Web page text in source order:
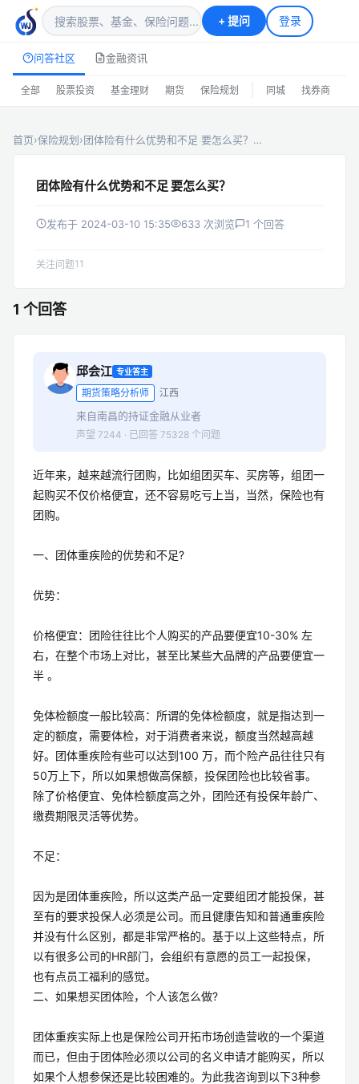
+提问 登录
问答社区 金融资讯
全部 股票投资 基金理财 期货 保险规划 同城 找券商
首页›保险规划›团体险有什么优势和不足 要怎么买？…
团体险有什么优势和不足 要怎么买？
发布于 2024-03-10 15:35 633 次浏览 1 个回答
关注问题11
1 个回答
邱会江 专业答主
期货策略分析师 江西
来自南昌的持证金融从业者
声望 7244 · 已回答 75328 个问题
近年来，越来越流行团购，比如组团买车、买房等，组团一
起购买不仅价格便宜，还不容易吃亏上当，当然，保险也有
团购。
一、团体重疾险的优势和不足?
优势：
价格便宜：团险往往比个人购买的产品要便宜10-30% 左
右，在整个市场上对比，甚至比某些大品牌的产品要便宜一
半 。
免体检额度一般比较高：所谓的免体检额度，就是指达到一
定的额度，需要体检，对于消费者来说，额度当然越高越
好。团体重疾险有些可以达到100 万，而个险产品往往只有
50万上下，所以如果想做高保额，投保团险也比较省事。
除了价格便宜、免体检额度高之外，团险还有投保年龄广、
缴费期限灵活等优势。
不足：
因为是团体重疾险，所以这类产品一定要组团才能投保，甚
至有的要求投保人必须是公司。而且健康告知和普通重疾险
并没有什么区别，都是非常严格的。基于以上这些特点，所
以有很多公司的HR部门，会组织有意愿的员工一起投保，
也有点员工福利的感觉。
二、如果想买团体险，个人该怎么做?
团体重疾实际上也是保险公司开拓市场创造营收的一个渠道
而已，但由于团体险必须以公司的名义申请才能购买，所以
如果个人想参保还是比较困难的。为此我咨询到以下3种参